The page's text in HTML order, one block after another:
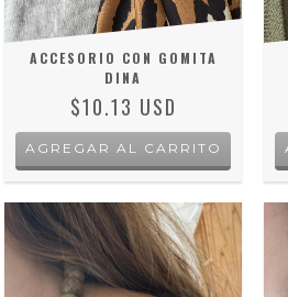
ACCESORIO CON GOMITA
DINA
$10.13 USD